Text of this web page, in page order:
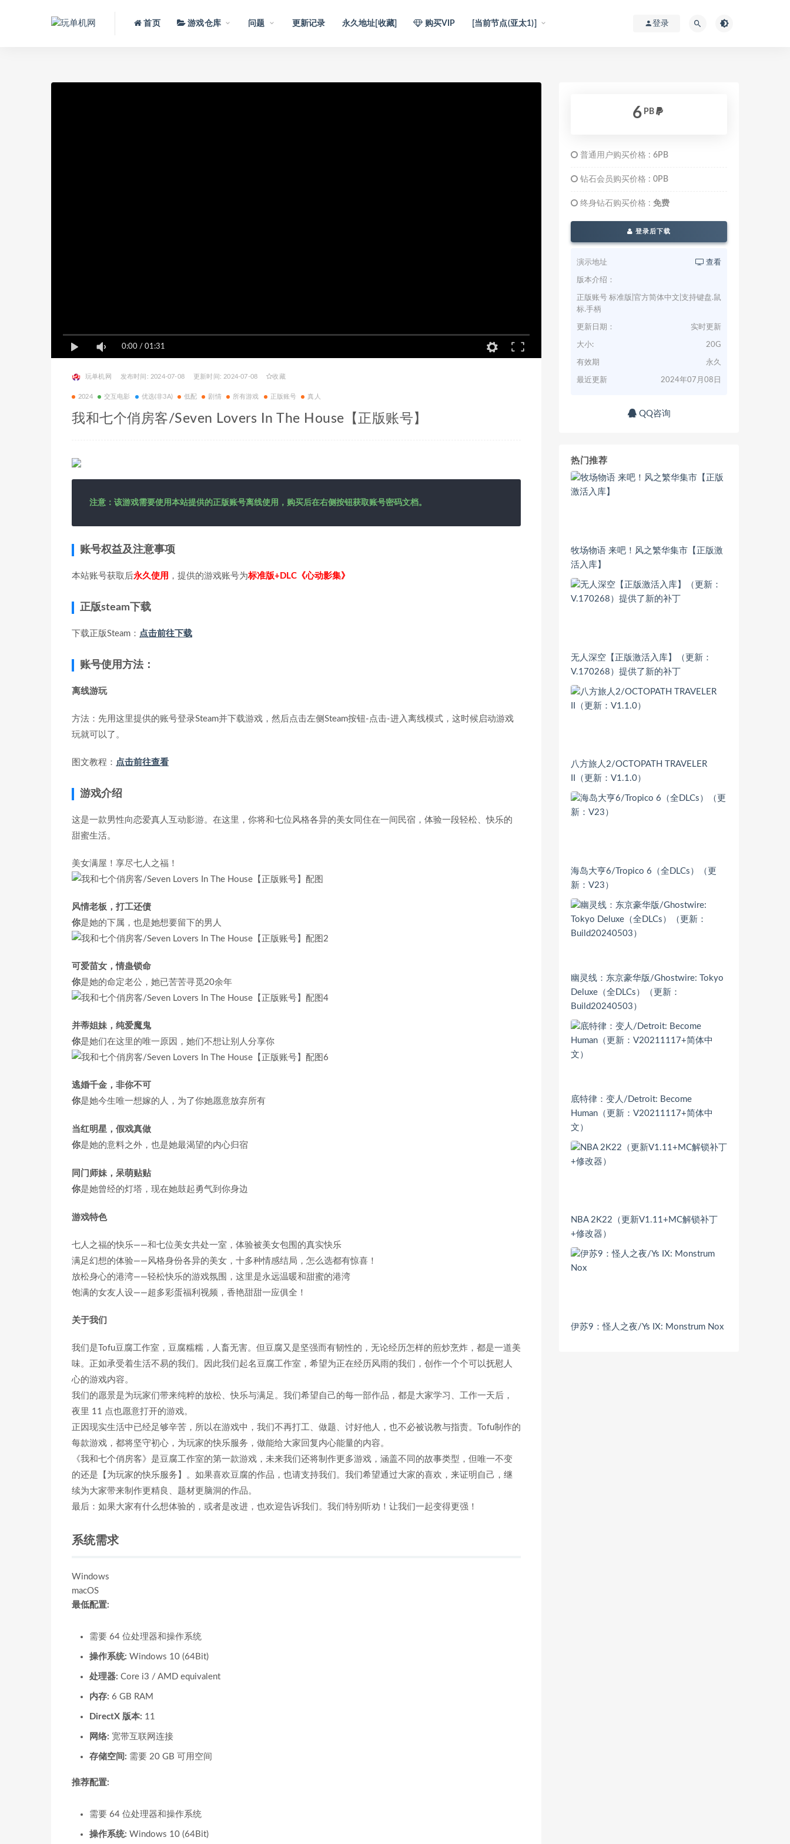
首页 游戏仓库 问题 更新记录 永久地址[收藏] 购买VIP [当前节点(亚太1)] 登录
0:00 / 01:31
玩单机网 发布时间: 2024-07-08 更新时间: 2024-07-08 收藏
2024 交互电影 优选(非3A) 低配 剧情 所有游戏 正版账号 真人
我和七个俏房客/Seven Lovers In The House【正版账号】
注意：该游戏需要使用本站提供的正版账号离线使用，购买后在右侧按钮获取账号密码文档。
账号权益及注意事项
本站账号获取后永久使用 ，提供的游戏账号为标准版+DLC《心动影集》
正版steam下载
下载正版Steam： 点击前往下载
账号使用方法：
离线游玩
方法：先用这里提供的账号登录Steam并下载游戏，然后点击左侧Steam按钮-点击-进入离线模式，这时候启动游戏
玩就可以了。
图文教程： 点击前往查看
游戏介绍
这是一款男性向恋爱真人互动影游。在这里，你将和七位风格各异的美女同住在一间民宿，体验一段轻松、快乐的
甜蜜生活。
美女满屋！享尽七人之福！
风情老板，打工还债
你是她的下属，也是她想要留下的男人
可爱苗女，情蛊锁命
你是她的命定老公，她已苦苦寻觅20余年
并蒂姐妹，纯爱魔鬼
你是她们在这里的唯一原因，她们不想让别人分享你
逃婚千金，非你不可
你是她今生唯一想嫁的人，为了你她愿意放弃所有
当红明星，假戏真做
你是她的意料之外，也是她最渴望的内心归宿
同门师妹，呆萌贴贴
你是她曾经的灯塔，现在她鼓起勇气到你身边
游戏特色
七人之福的快乐——和七位美女共处一室，体验被美女包围的真实快乐
满足幻想的体验——风格身份各异的美女，十多种情感结局，怎么选都有惊喜！
放松身心的港湾——轻松快乐的游戏氛围，这里是永远温暖和甜蜜的港湾
饱满的女友人设——超多彩蛋福利视频，香艳甜甜一应俱全！
关于我们
我们是Tofu豆腐工作室，豆腐糯糯，人畜无害。但豆腐又是坚强而有韧性的，无论经历怎样的煎炒烹炸，都是一道美
味。正如承受着生活不易的我们。因此我们起名豆腐工作室，希望为正在经历风雨的我们，创作一个个可以抚慰人
心的游戏内容。
我们的愿景是为玩家们带来纯粹的放松、快乐与满足。我们希望自己的每一部作品，都是大家学习、工作一天后，
夜里 11 点也愿意打开的游戏。
正因现实生活中已经足够辛苦，所以在游戏中，我们不再打工、做题、讨好他人，也不必被说教与指责。Tofu制作的
每款游戏，都将坚守初心，为玩家的快乐服务，做能给大家回复内心能量的内容。
《我和七个俏房客》是豆腐工作室的第一款游戏，未来我们还将制作更多游戏，涵盖不同的故事类型，但唯一不变
的还是【为玩家的快乐服务】。如果喜欢豆腐的作品，也请支持我们。我们希望通过大家的喜欢，来证明自己，继
续为大家带来制作更精良、题材更脑洞的作品。
最后：如果大家有什么想体验的，或者是改进，也欢迎告诉我们。我们特别听劝！让我们一起变得更强！
系统需求
Windows
macOS
最低配置:
需要 64 位处理器和操作系统
操作系统: Windows 10 (64Bit)
处理器: Core i3 / AMD equivalent
内存: 6 GB RAM
DirectX 版本: 11
网络: 宽带互联网连接
存储空间: 需要 20 GB 可用空间
推荐配置:
需要 64 位处理器和操作系统
操作系统: Windows 10 (64Bit)
6 PB
普通用户购买价格 : 6PB
钻石会员购买价格 : 0PB
终身钻石购买价格 : 免费
登录后下载
演示地址 查看
版本介绍：
正版账号 标准版|官方简体中文|支持键盘.鼠
标.手柄
更新日期： 实时更新
大小: 20G
有效期 永久
最近更新 2024年07月08日
QQ咨询
热门推荐
牧场物语 来吧！风之繁华集市【正版激
活入库】
无人深空【正版激活入库】（更新：
V.170268）提供了新的补丁
八方旅人2/OCTOPATH TRAVELER
II（更新：V1.1.0）
海岛大亨6/Tropico 6（全DLCs）（更
新：V23）
幽灵线：东京豪华版/Ghostwire: Tokyo
Deluxe（全DLCs）（更新：
Build20240503）
底特律：变人/Detroit: Become
Human（更新：V20211117+简体中
文）
NBA 2K22（更新V1.11+MC解锁补丁
+修改器）
伊苏9：怪人之夜/Ys IX: Monstrum Nox